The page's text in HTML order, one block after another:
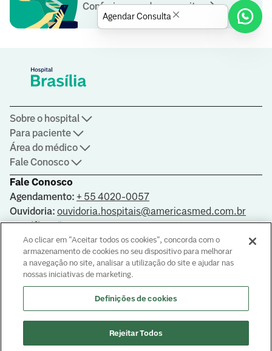
Conferir operadoras aceitas
Fale Conosco
Agendamento: + 55 4020-0057
Ouvidoria: ouvidoria.hospitais@americasmed.com.br
Certificações
Saiba mais sobre nossas certificações
Sobre o hospital
Para paciente
Área do médico
Fale Conosco
8099
Agendar Consulta
Ao clicar em "Aceitar todos os cookies", concorda com o
armazenamento de cookies no seu dispositivo para melhorar
a navegação no site, analisar a utilização do site e ajudar nas
nossas iniciativas de marketing.
Definições de cookies
Rejeitar Todos